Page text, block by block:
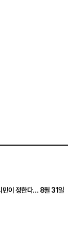
민이 정한다… 8월 31일